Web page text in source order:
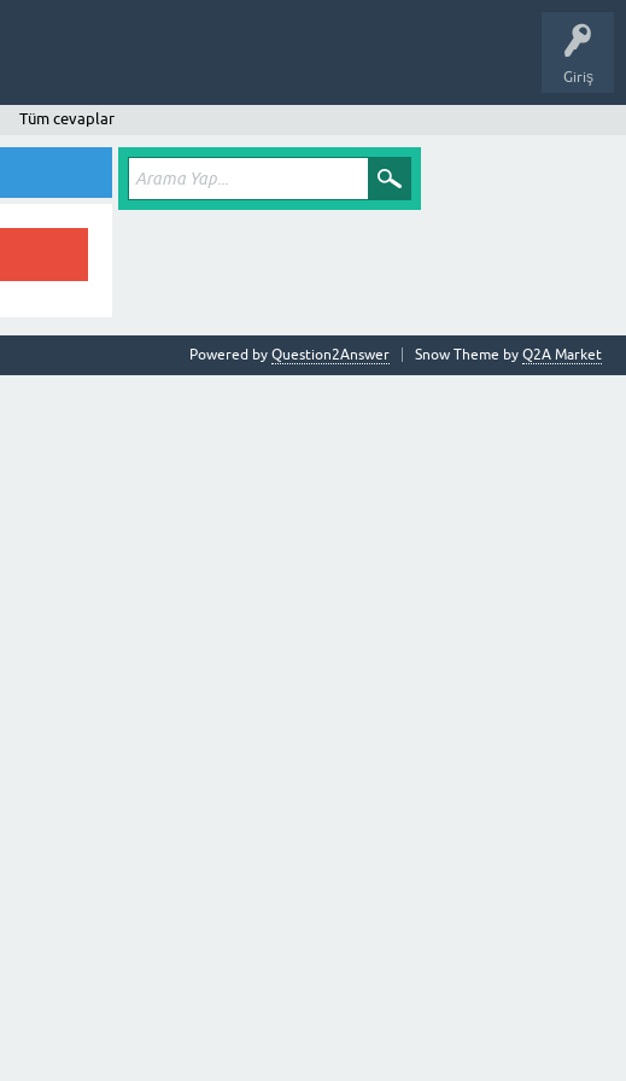
Giriş
Tüm cevaplar
Snow Theme by Q2A Market
Powered by Question2Answer